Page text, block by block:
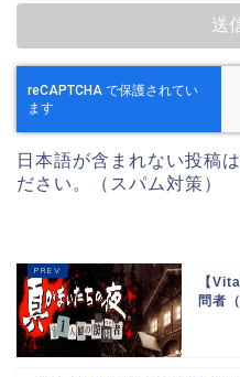
日本語が含まれない投稿
ださい。（スパム対策）
【
問者